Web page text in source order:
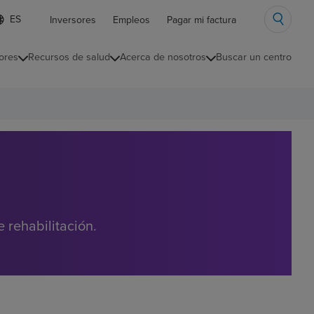
Inversores Empleos Pagar mi factura
Recursos de salud Acerca de nosotros Buscar un centro
rehabilitación.